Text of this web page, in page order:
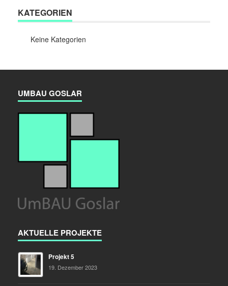
KATEGORIEN
Keine Kategorien
UMBAU GOSLAR
AKTUELLE PROJEKTE
Projekt 5
19. Dezember 2023